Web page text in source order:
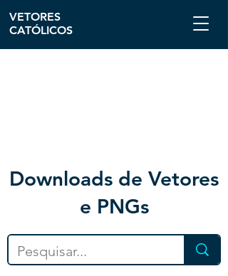
Downloads de Vetores
e PNGs
VETORES
CATÓLICOS